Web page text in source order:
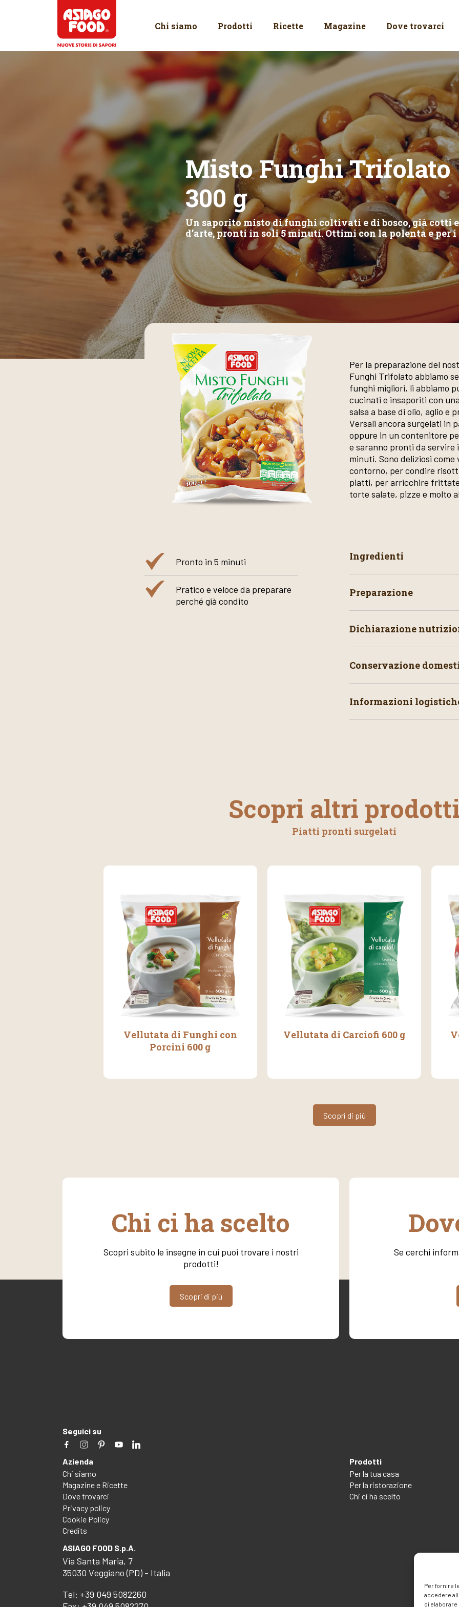
Per fornire
accedere
di
Asiago FoodChi siamo Prodotti Ricette Magazine Dove trovarci
Misto Funghi Trifolato
300 g
Un saporito misto di funghi coltivati e di bosco, già cotti
d’arte, pronti in soli 5 minuti. Ottimi con la polenta e per
Per la preparazione del
Funghi Trifolato abbiamo
funghi migliori, li abbiamo
cucinati e insaporiti con
salsa a base di olio, aglio e
Versali ancora surgelati in
oppure in un contenitore
e saranno pronti da servire
minuti. Sono deliziosi come
contorno, per condire
piatti, per arricchire
torte salate, pizze e molto
Pronto in 5 minuti
Pratico e veloce da preparare
perché già condito
Ingredienti
Preparazione
Dichiarazione
Conservazione
Informazioni
Scopri altri
Piatti pronti surgelati
Vellutata di Funghi con
Porcini 600 g
Vellutata di Carciofi 600 g
Scopri di più
Chi ci ha scelto
Scopri subito le insegne in cui puoi trovare i nostri
prodotti!
Scopri di più
Se cerchi
Seguici su
Azienda
Chi siamo
Magazine e Ricette
Dove trovarci
Privacy policy
Cookie Policy
Credits
Prodotti
Per la tua casa
Per la ristorazione
Chi ci ha scelto
ASIAGO FOOD S.p.A.
Via Santa Maria, 7
35030 Veggiano (PD) - Italia
Tel: +39 049 5082260